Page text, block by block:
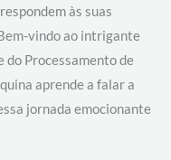
às suas
vindo ao intrigante
Processamento de
aprende a falar a
jornada emocionante